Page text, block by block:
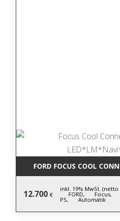
FORD FOCUS COOL
12.700 €
inkl. 19% MwSt. (netto
FORD, Focus,
PS, Automatik